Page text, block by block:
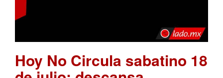
Hoy No Circula sabatino 18